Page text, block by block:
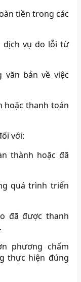
tiền trong các
dịch vụ do lỗi từ
văn bản về việc
hoặc thanh toán
với:
thành hoặc đã
quá trình triển
đã được thanh
phương chấm
thực hiện đúng